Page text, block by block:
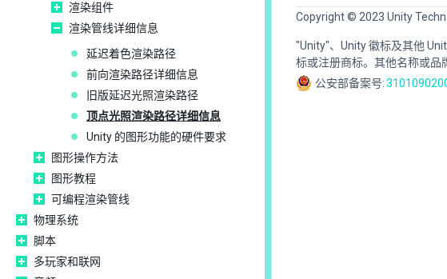
渲染组件
渲染管线详细信息
延迟着色渲染路径
前向渲染路径详细信息
旧版延迟光照渲染路径
顶点光照渲染路径详细信息
Unity 的图形功能的硬件要求
图形操作方法
图形教程
可编程渲染管线
物理系统
脚本
多玩家和联网
Copyright © 2023 Unity
"Unity"、Unity 徽标及其他
标或注册商标。其他名称或品
公安部备案号: